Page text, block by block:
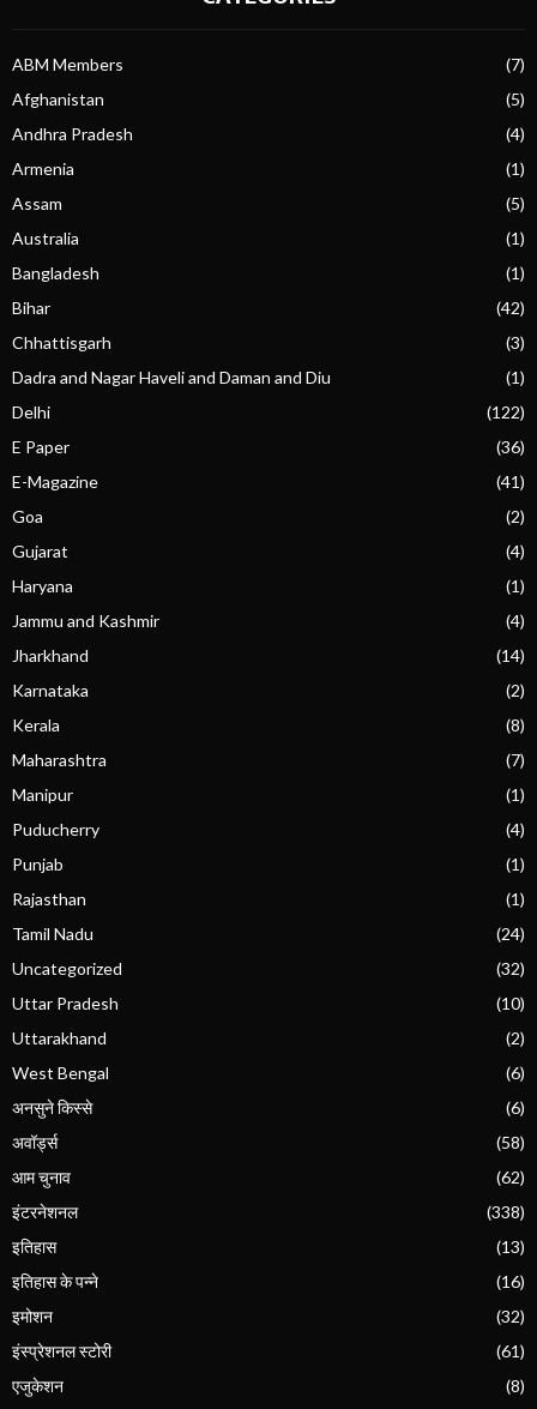
ABM Members
(7)
Afghanistan
(5)
Andhra Pradesh
(4)
Armenia
(1)
Assam
(5)
Australia
(1)
Bangladesh
(1)
Bihar
(42)
Chhattisgarh
(3)
Dadra and Nagar Haveli and Daman and Diu
(1)
Delhi
(122)
E Paper
(36)
E-Magazine
(41)
Goa
(2)
Gujarat
(4)
Haryana
(1)
Jammu and Kashmir
(4)
Jharkhand
(14)
Karnataka
(2)
Kerala
(8)
Maharashtra
(7)
Manipur
(1)
Puducherry
(4)
Punjab
(1)
Rajasthan
(1)
Tamil Nadu
(24)
Uncategorized
(32)
Uttar Pradesh
(10)
Uttarakhand
(2)
West Bengal
(6)
अनसुने किस्से
(6)
अवॉर्ड्स
(58)
आम चुनाव
(62)
इंटरनेशनल
(338)
इतिहास
(13)
इतिहास के पन्ने
(16)
इमोशन
(32)
इंस्प्रेशनल स्टोरी
(61)
एजुकेशन
(8)